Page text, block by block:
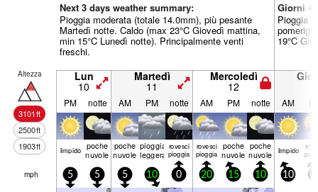
Next 3 days weather summary:
Pioggia moderata (totale 14.0mm), più pesante
Martedì notte. Caldo (max 23°C Giovedì mattina,
min 15°C Lunedì notte). Principalmente venti
freschi.
Giorni
Pioggia
19°C
Altezza
3101ft
2500ft
1903ft
Lun
10
Martedì
11
Mercoledì
12
PM notte AM PM notte AM PM notte AM
limp­ido poche
nuvole
poche
nuvole
pioggia
leggera
rovesci
pioggia
rovesci
pioggia
poche
nuvole
poche
nuvole limp­ido
mph 5 5 5 10 0 20 15 10 10